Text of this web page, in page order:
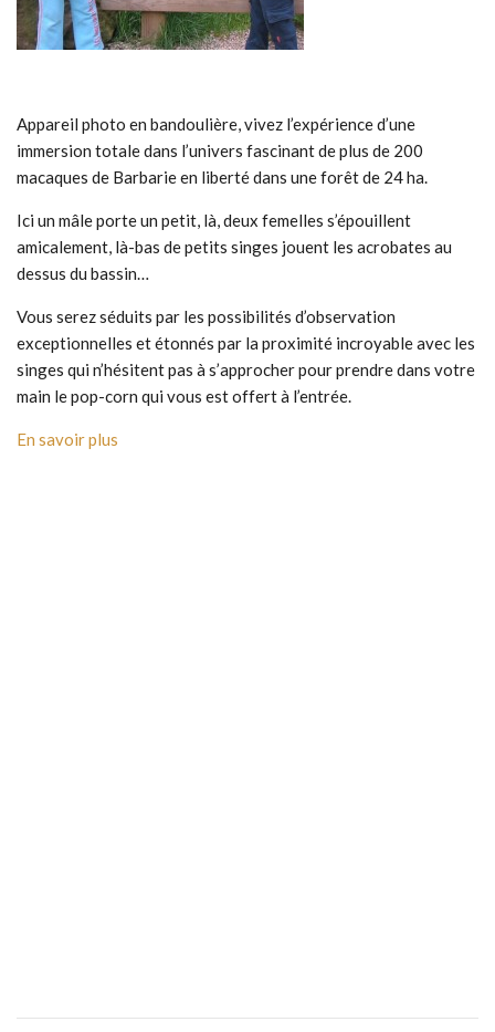
Appareil photo en bandoulière, vivez l’expérience d’une
immersion totale dans l’univers fascinant de plus de 200
macaques de Barbarie en liberté dans une forêt de 24 ha.
Ici un mâle porte un petit, là, deux femelles s’épouillent
amicalement, là-bas de petits singes jouent les acrobates au
dessus du bassin…
Vous serez séduits par les possibilités d’observation
exceptionnelles et étonnés par la proximité incroyable avec les
singes qui n’hésitent pas à s’approcher pour prendre dans votre
main le pop-corn qui vous est offert à l’entrée.
En savoir plus